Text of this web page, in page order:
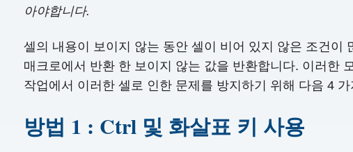
아야합니다.
셀의 내용이 보이지 않는 동안 셀이 비어 있지 않은 조건이
매크로에서 반환 한 보이지 않는 값을 반환합니다. 이러한
작업에서 이러한 셀로 인한 문제를 방지하기 위해 다음 4
방법 1 : Ctrl 및 화살표 키 사용